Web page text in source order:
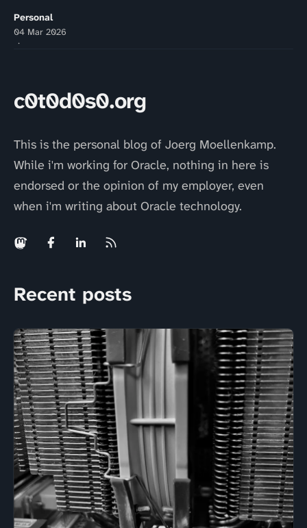
Personal
04 Mar 2026
c0t0d0s0.org
This is the personal blog of Joerg Moellenkamp.
While i'm working for Oracle, nothing in here is
endorsed or the opinion of my employer, even
when i'm writing about Oracle technology.
Recent posts